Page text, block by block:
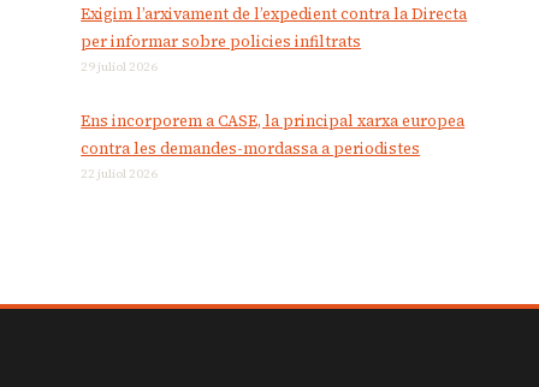
Exigim l’arxivament de l’expedient contra la Directa
per informar sobre policies infiltrats
29 juliol 2026
Ens incorporem a CASE, la principal xarxa europea
contra les demandes-mordassa a periodistes
22 juliol 2026